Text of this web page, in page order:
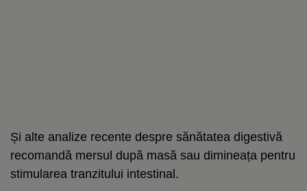
Și alte analize recente despre sănătatea digestivă
recomandă mersul după masă sau dimineața pentru
stimularea tranzitului intestinal.